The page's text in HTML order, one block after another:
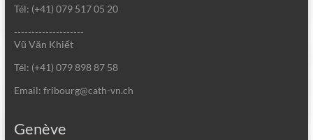
Tél: (+41) 079 517 05 20
--------------------
Vũ Văn Khiết
Tél: (+41) 079 898 87 58
Email: fribourg@cath-vn.ch
Genève